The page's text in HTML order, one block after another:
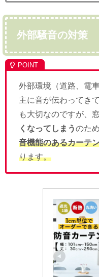
外部騒音の対策
外部環境（道路、電
主に音が伝わってき
も大切なのですが、
くなってしまうのため
音機能のあるカーテ
ります。